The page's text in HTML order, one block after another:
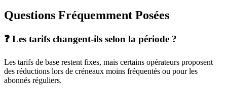
Questions Fréquemment Posées
❓ Les tarifs changent-ils selon la période ?
Les tarifs de base restent fixes, mais certains opérateurs proposent
des réductions lors de créneaux moins fréquentés ou pour les
abonnés réguliers.